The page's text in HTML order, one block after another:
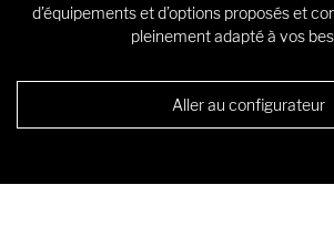
d’équipements et d’options proposés et
pleinement adapté à vos
Aller au configurateur